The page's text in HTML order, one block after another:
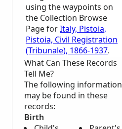
using the waypoints on
the Collection Browse
Page forItaly, Pistoia,
Pistoia, Civil Registration
(Tribunale), 1866-1937.
What Can These Records
Tell Me?
The following information
may be found in these
records:
Birth